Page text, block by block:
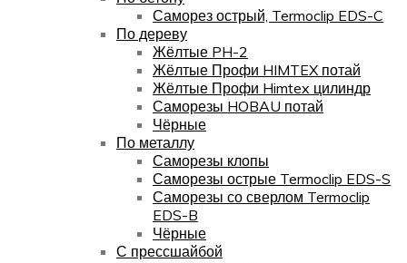
Саморез острый, Termoclip EDS-C
По дереву
Жёлтые PH-2
Жёлтые Профи HIMTEX потай
Жёлтые Профи Himtex цилиндр
Саморезы HOBAU потай
Чёрные
По металлу
Саморезы клопы
Саморезы острые Termoclip EDS-S
Саморезы со сверлом Termoclip
EDS-B
Чёрные
С прессшайбой